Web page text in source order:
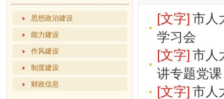
思想政治建设
能力建设
作风建设
制度建设
财政信息
[文字] 市人
学习会
[文字] 市人
讲专题党课
[文字] 市人